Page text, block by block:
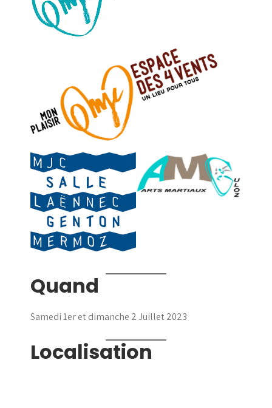
Quand
Samedi 1er et dimanche 2 Juillet 2023
Localisation